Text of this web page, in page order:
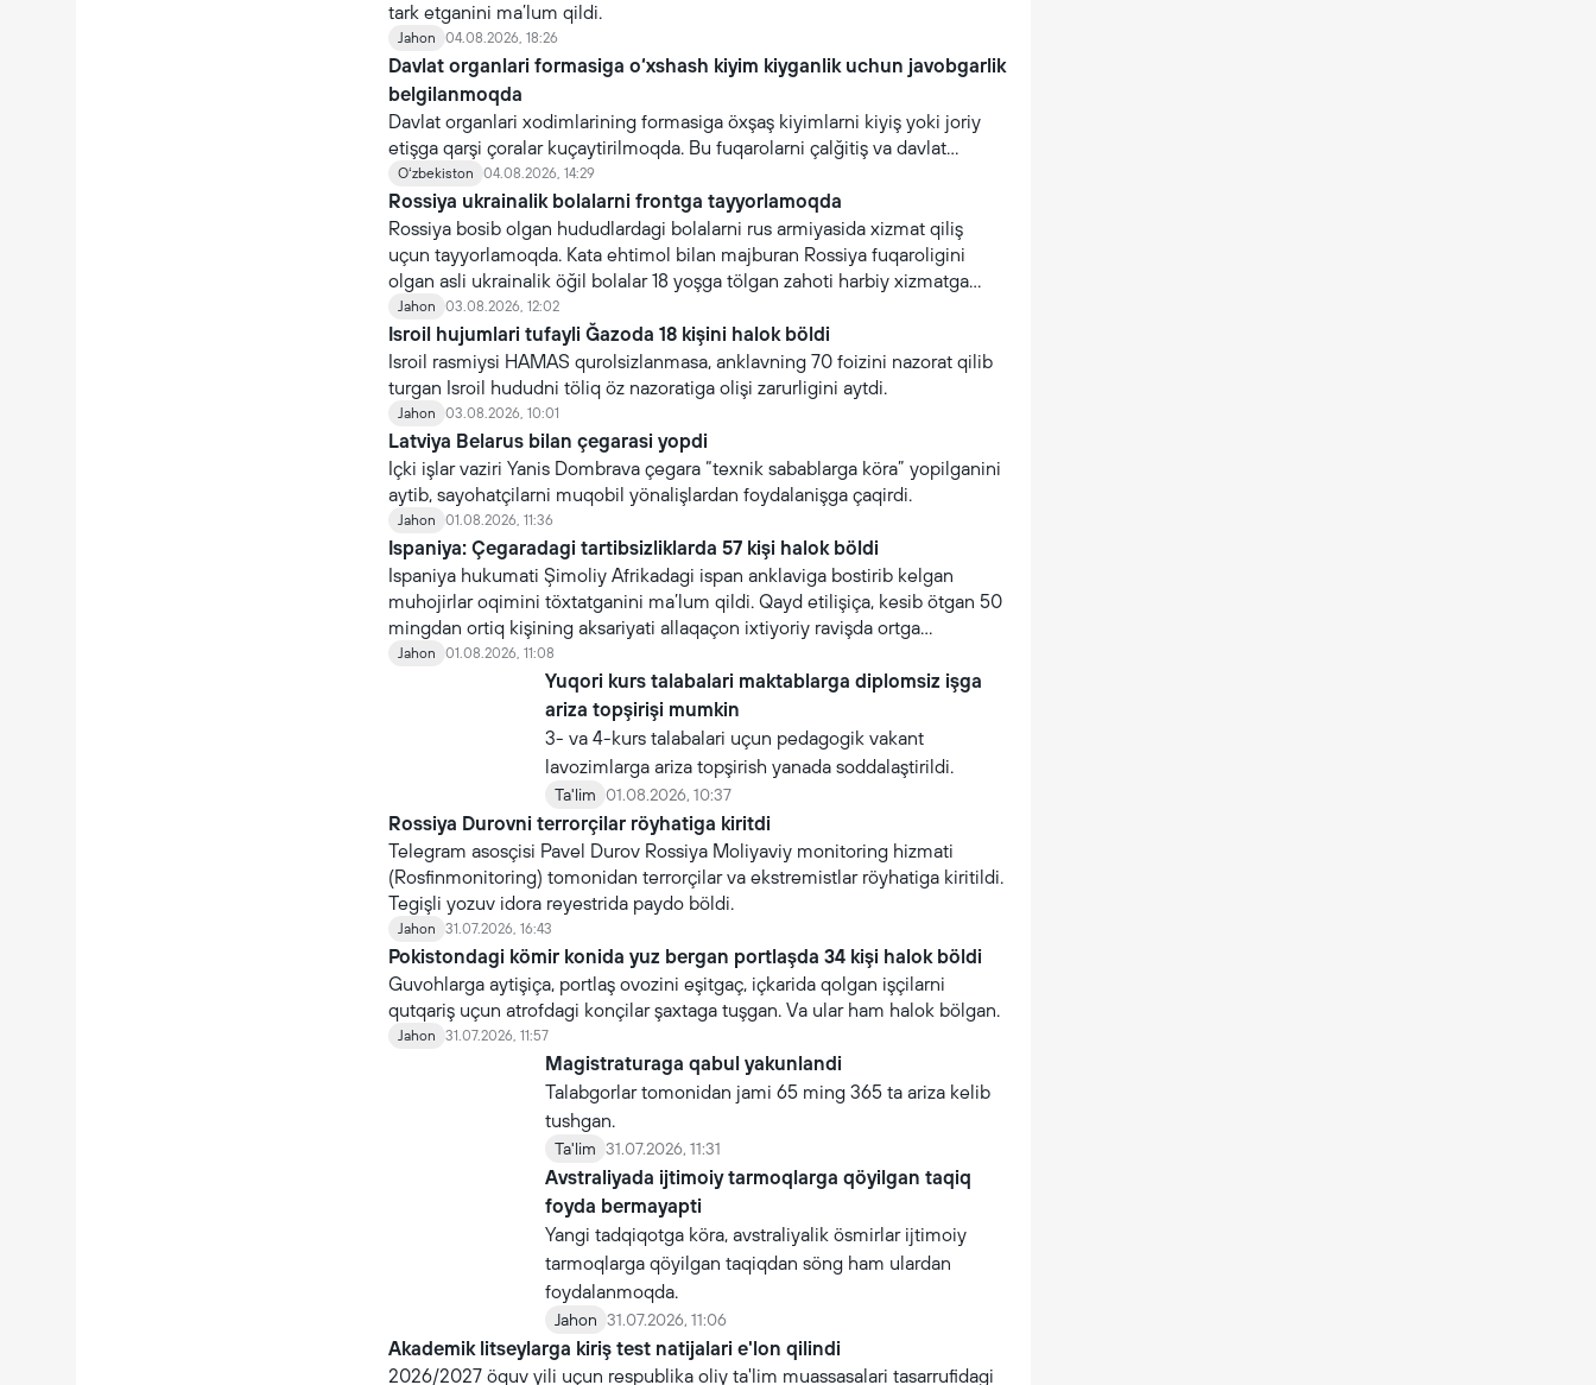
tark etganini ma’lum qildi.
Jahon 04.08.2026, 18:26
Davlat organlari formasiga o‘xshash kiyim kiyganlik uchun javobgarlik
belgilanmoqda
Davlat organlari xodimlarining formasiga öxşaş kiyimlarni kiyiş yoki joriy
etişga qarşi çoralar kuçaytirilmoqda. Bu fuqarolarni çalğitiş va davlat
organlari nomidan işonçning suiiste’mol qilinişini oldini olişga qaratilgan.
Oʻzbekiston 04.08.2026, 14:29
Rossiya ukrainalik bolalarni frontga tayyorlamoqda
Rossiya bosib olgan hududlardagi bolalarni rus armiyasida xizmat qiliş
uçun tayyorlamoqda. Kata ehtimol bilan majburan Rossiya fuqaroligini
olgan asli ukrainalik öğil bolalar 18 yoşga tölgan zahoti harbiy xizmatga
çaqiriladi.
Jahon 03.08.2026, 12:02
Isroil hujumlari tufayli Ğazoda 18 kişini halok böldi
Isroil rasmiysi HAMAS qurolsizlanmasa, anklavning 70 foizini nazorat qilib
turgan Isroil hududni töliq öz nazoratiga olişi zarurligini aytdi.
Jahon 03.08.2026, 10:01
Latviya Belarus bilan çegarasi yopdi
Içki işlar vaziri Yanis Dombrava çegara “texnik sabablarga köra” yopilganini
aytib, sayohatçilarni muqobil yönalişlardan foydalanişga çaqirdi.
Jahon 01.08.2026, 11:36
Ispaniya: Çegaradagi tartibsizliklarda 57 kişi halok böldi
Ispaniya hukumati Şimoliy Afrikadagi ispan anklaviga bostirib kelgan
muhojirlar oqimini töxtatganini ma’lum qildi. Qayd etilişiça, kesib ötgan 50
mingdan ortiq kişining aksariyati allaqaçon ixtiyoriy ravişda ortga
qaytmoqda.
Jahon 01.08.2026, 11:08
Yuqori kurs talabalari maktablarga diplomsiz işga
ariza topşirişi mumkin
3- va 4-kurs talabalari uçun pedagogik vakant
lavozimlarga ariza topşirish yanada soddalaştirildi.
Ta'lim 01.08.2026, 10:37
Rossiya Durovni terrorçilar röyhatiga kiritdi
Telegram asosçisi Pavel Durov Rossiya Moliyaviy monitoring hizmati
(Rosfinmonitoring) tomonidan terrorçilar va ekstremistlar röyhatiga kiritildi.
Tegişli yozuv idora reyestrida paydo böldi.
Jahon 31.07.2026, 16:43
Pokistondagi kömir konida yuz bergan portlaşda 34 kişi halok böldi
Guvohlarga aytişiça, portlaş ovozini eşitgaç, içkarida qolgan işçilarni
qutqariş uçun atrofdagi konçilar şaxtaga tuşgan. Va ular ham halok bölgan.
Jahon 31.07.2026, 11:57
Magistraturaga qabul yakunlandi
Talabgorlar tomonidan jami 65 ming 365 ta ariza kelib
tushgan.
Ta'lim 31.07.2026, 11:31
Avstraliyada ijtimoiy tarmoqlarga qöyilgan taqiq
foyda bermayapti
Yangi tadqiqotga köra, avstraliyalik ösmirlar ijtimoiy
tarmoqlarga qöyilgan taqiqdan söng ham ulardan
foydalanmoqda.
Jahon 31.07.2026, 11:06
Akademik litseylarga kiriş test natijalari e'lon qilindi
2026/2027 öquv yili uçun respublika oliy ta'lim muassasalari tasarrufidagi